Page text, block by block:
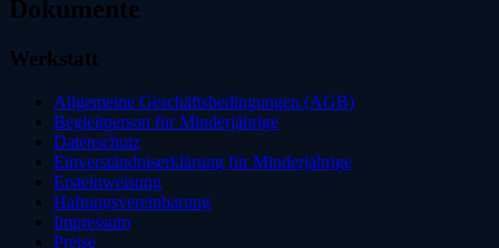
Dokumente
Werkstatt
Allgemeine Geschäftsbedingungen (AGB)
Begleitperson für Minderjährige
Datenschutz
Einverständniserklärung für Minderjährige
Ersteinweisung
Haftungsvereinbarung
Impressum
Preise